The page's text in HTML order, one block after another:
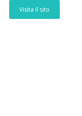
Visita il sito